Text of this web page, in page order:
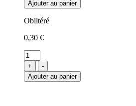
Ajouter au panier
Oblitéré
0,30 €
+
-
Ajouter au panier